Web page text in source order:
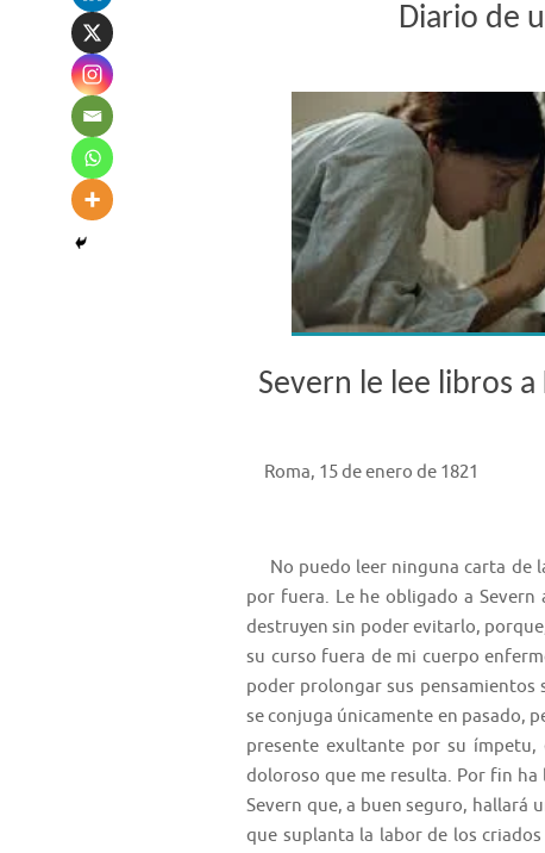
Diario de
Severn le lee libros
Roma, 15 de enero de 1821
No puedo leer ninguna carta de
por fuera. Le he obligado a
destruyen sin poder evitarlo,
su curso fuera de mi cuerpo
poder prolongar sus
se conjuga únicamente en pasado,
presente exultante por su
doloroso que me resulta. Por fin
Severn que, a buen seguro, hallará
que suplanta la labor de los